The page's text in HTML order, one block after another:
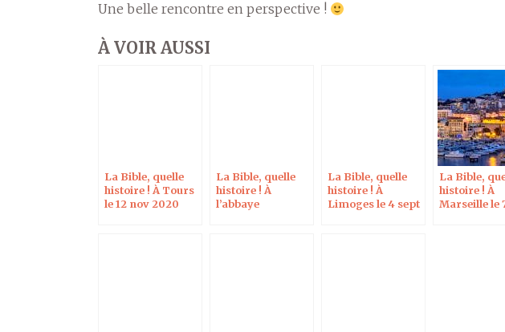
Une belle rencontre en perspective !
À VOIR AUSSI
La Bible, quelle
histoire ! À Tours
le 12 nov 2020
La Bible, quelle
histoire ! À
l’abbaye
La Bible, quelle
histoire ! À
Limoges le 4 sept
La Bible,
histoire ! À
Marseille le